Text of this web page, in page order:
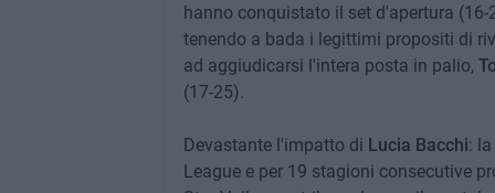
hanno conquistato il set d'apertura
tenendo a bada i legittimi propositi di
ad aggiudicarsi l'intera posta in palio,
(17-25).
Devastante l'impatto di Lucia Bacchi:
League e per 19 stagioni consecutive